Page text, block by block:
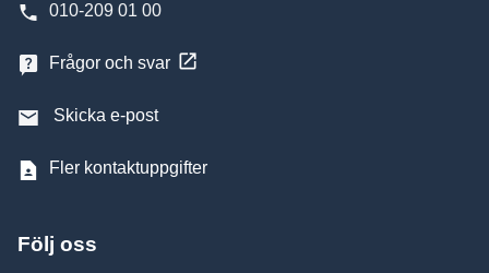
010-209 01 00
Frågor och svar
Skicka e-post
Fler kontaktuppgifter
Följ oss